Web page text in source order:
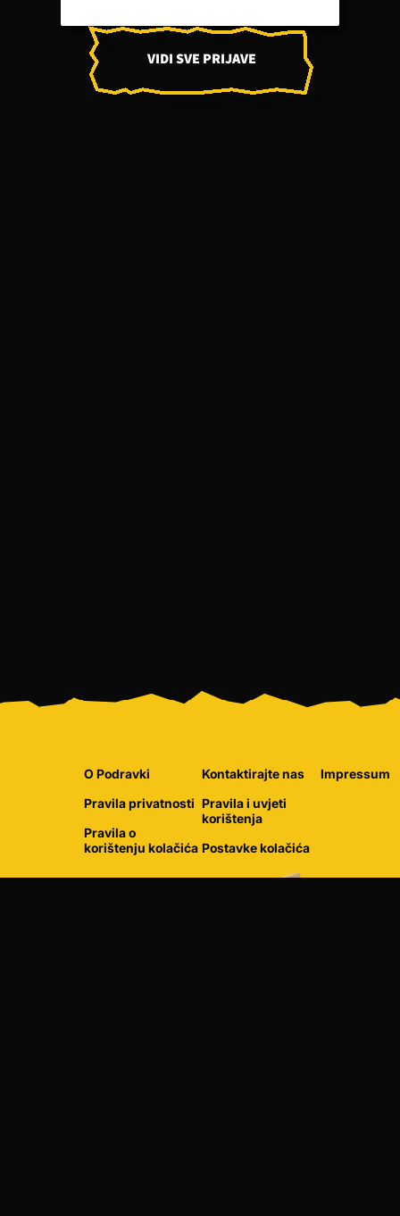
VIDI SVE PRIJAVE
O Podravki
Pravila privatnosti
Pravila o
korištenju kolačića
Kontaktirajte nas
Pravila i uvjeti
korištenja
Postavke kolačića
Impressum